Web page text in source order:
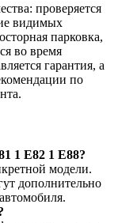
проверяется
видимых
парковка,
во время
гарантия, а
по
1 E82 1 E88?
модели.
дополнительно